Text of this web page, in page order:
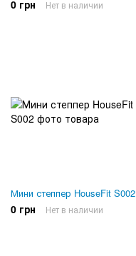
0 грн Нет в наличии
Мини степпер HouseFit S002
0 грн Нет в наличии